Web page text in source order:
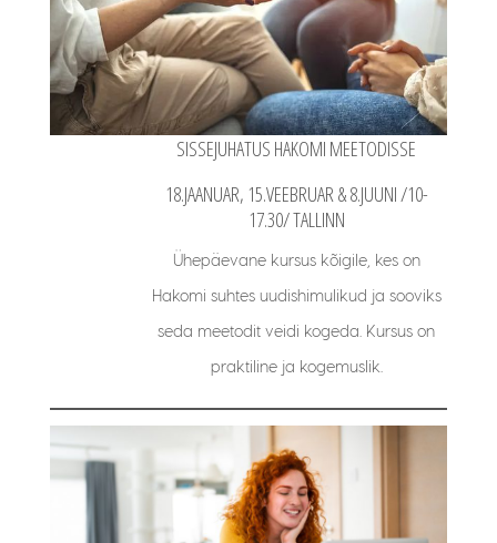
SISSEJUHATUS HAKOMI MEETODISSE
18.JAANUAR, 15.VEEBRUAR & 8.JUUNI /10-
17.30/ TALLINN
Ühepäevane kursus kõigile, kes on
Hakomi suhtes uudishimulikud ja sooviks
seda meetodit veidi kogeda. Kursus on
praktiline ja kogemuslik.